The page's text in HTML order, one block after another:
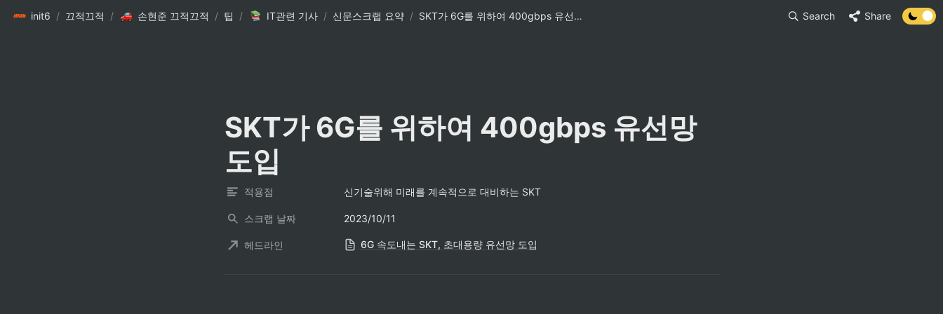
init6 / 끄적끄적 / 손현준 끄적끄적 / 팁 / IT관련 기사 / 신문스크랩 요약 / SKT가 6G를 위하여 400gbps 유선망 도입 Search Share
SKT가 6G를 위하여 400gbps 유선망
도입
적용점 신기술위해 미래를 계속적으로 대비하는 SKT
스크랩 날짜 2023/10/11
헤드라인 6G 속도내는 SKT, 초대용량 유선망 도입